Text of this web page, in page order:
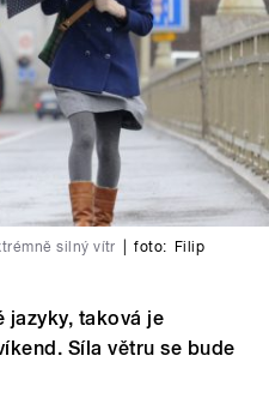
silný vítr foto:
Filip
jazyky, taková je
Síla větru se bude